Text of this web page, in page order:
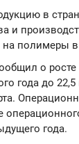
в
и
полимеры
о
года до
года.